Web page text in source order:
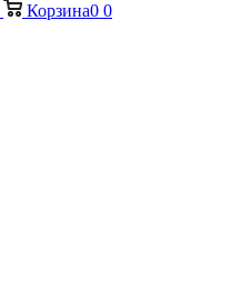
Корзина0 0